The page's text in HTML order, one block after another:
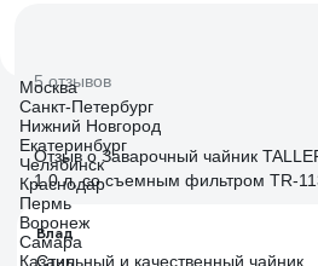
бачка). 6. Остывает медленно,
5 отзывов
Отзыв о Заварочный чайник
1.0 л, со съемным фильтром TR-
Влад
Стильный и качественный чайник
Москва
Санкт-Петербург
Нижний Новгород
Екатеринбург
Челябинск
Краснодар
Пермь
Воронеж
Самара
Казань